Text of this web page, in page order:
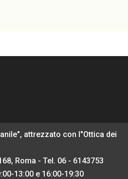
attrezzato con l"Ottica dei
Roma - Tel. 06 - 6143753
13:00 e 16:00-19:30